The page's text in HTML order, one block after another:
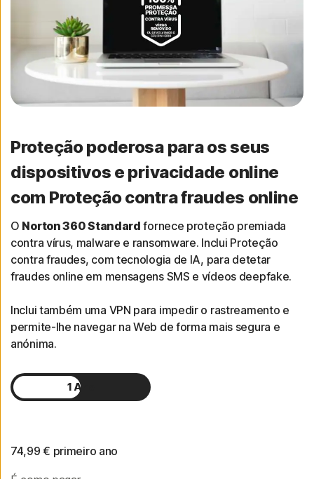
Proteção poderosa para os seus
dispositivos e privacidade online
com Proteção contra fraudes online
O Norton 360 Standard fornece proteção premiada
contra vírus, malware e ransomware. Inclui Proteção
contra fraudes, com tecnologia de IA, para detetar
fraudes online em mensagens SMS e vídeos deepfake.
Inclui também uma VPN para impedir o rastreamento e
permite-lhe navegar na Web de forma mais segura e
anónima.
1 Ano
74,99 € primeiro ano